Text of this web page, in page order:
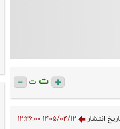
ت ت
انتشار ۱۴۰۵/۰۴/۱۲ ۱۲:۲۶:۰۰